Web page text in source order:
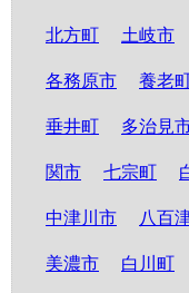
北方町 土岐市
各務原市 養老
垂井町 多治見
関市 七宗町
中津川市 八百
美濃市 白川町